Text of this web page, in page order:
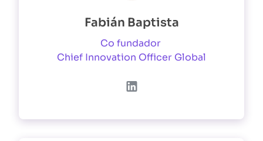
Fabián Baptista
Co fundador
Chief Innovation Officer Global